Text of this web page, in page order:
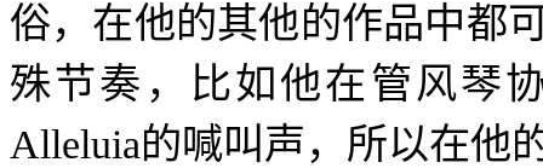
俗，在他的其他的作品中都
殊节奏，比如他在管风琴
Alleluia的喊叫声，所以在他